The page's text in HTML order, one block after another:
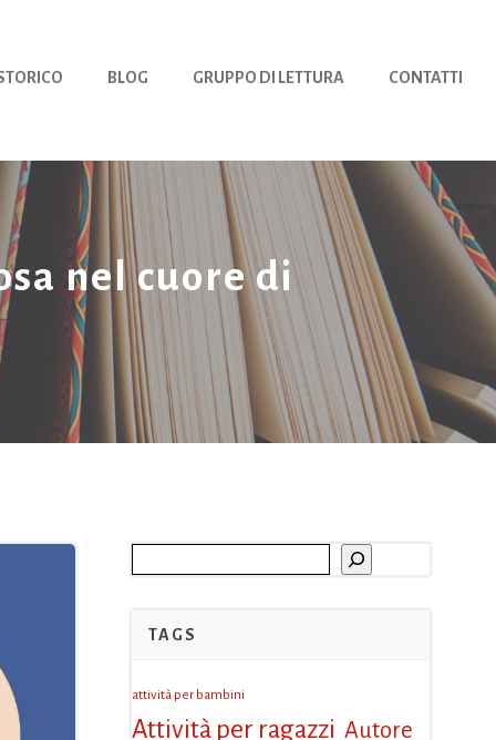
BLOG GRUPPO DI LETTURA CONTATTI
nel cuore di
TAGS
attività per bambini
Attività per ragazzi Autore